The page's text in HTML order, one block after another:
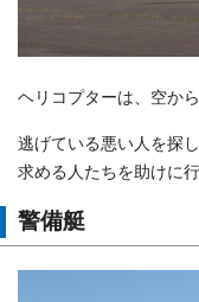
ヘリコプターは、空か
逃げている悪い人を探
求める人たちを助けに行
警備艇